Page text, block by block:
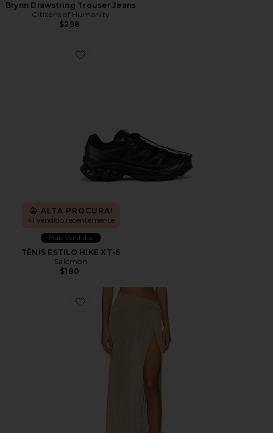
Brynn Drawstring Trouser Jeans
Citizens of Humanity
$298
Favorite TÊNIS ESTILO HIKE XT-6
ALTA PROCURA!
41 vendido recentemente
Mais Vendidos
TÊNIS ESTILO HIKE XT-6
Salomon
$180
Favorite Heart Of Gold Skirt